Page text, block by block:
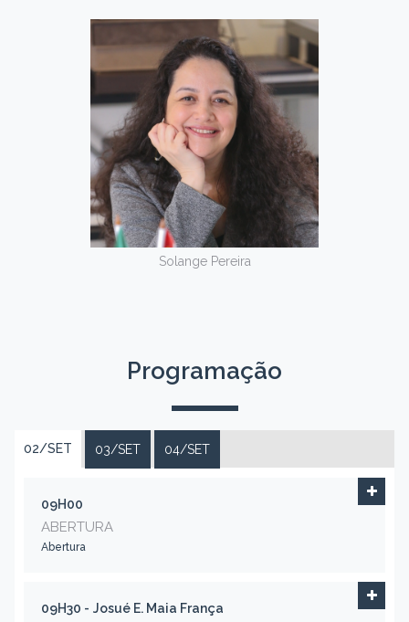
Solange Pereira
Programação
02/SET 03/SET 04/SET
09H00
ABERTURA
Abertura
09H30 - Josué E. Maia França